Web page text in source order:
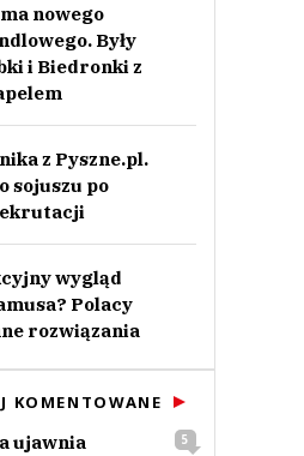
nowego
Były
i Biedronki z
z Pyszne.pl.
sojuszu po
wygląd
Polacy
rozwiązania
KOMENTOWANE
ujawnia
5